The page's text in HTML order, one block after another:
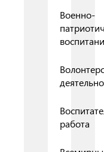
Военно-
работа